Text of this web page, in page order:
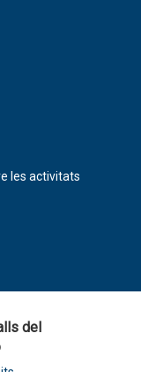
les activitats
del